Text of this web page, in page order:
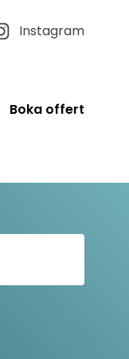
Instagram
Boka offert